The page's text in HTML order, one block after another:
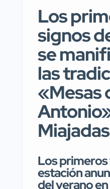
Los
signos
se
las
«Mesas
Miajadas
Los
estación
del verano